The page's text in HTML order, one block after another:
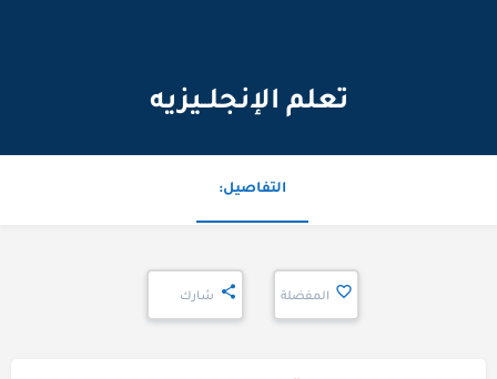
تعلم الإنجلــيزيه
التفاصيل:
المفضلة شارك